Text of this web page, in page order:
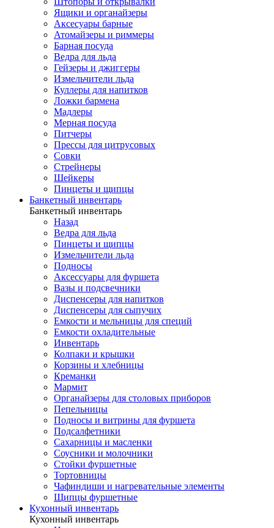
Ящики и органайзеры
Аксесуары барные
Атомайзеры и риммеры
Барная посуда
Ведра для льда
Гейзеры и джиггеры
Измельчители льда
Куллеры для напитков
Ложки бармена
Мадлеры
Мерная посуда
Питчеры
Прессы для цитрусовых
Совки
Стрейнеры
Шейкеры
Пинцеты и щипцы
Банкетный инвентарь
Банкетный инвентарь
Назад
Ведра для льда
Пинцеты и щипцы
Измельчители льда
Подносы
Аксессуары для фуршета
Вазы и подсвечники
Диспенсеры для напитков
Диспенсеры для сыпучих
Емкости и мельницы для специй
Емкости охладительные
Инвентарь
Колпаки и крышки
Корзины и хлебницы
Креманки
Мармит
Органайзеры для столовых приборов
Пепельницы
Подносы и витрины для фуршета
Подсалфетники
Сахарницы и масленки
Соусники и молочники
Стойки фуршетные
Тортовницы
Чафиндиши и нагревательные элементы
Щипцы фуршетные
Кухонный инвентарь
Кухонный инвентарь